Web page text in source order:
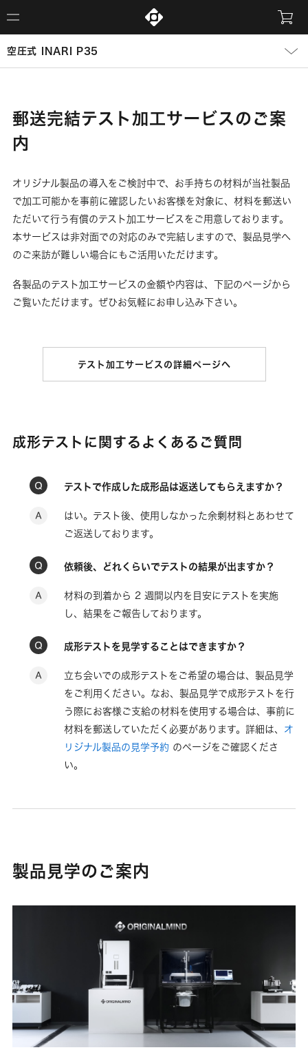
空圧式 INARI P35
郵送完結テスト加工サービスのご案
内
オリジナル製品の導入をご検討中で、お手持ちの材料が当社製品
で加工可能かを事前に確認したいお客様を対象に、材料を郵送い
ただいて行う有償のテスト加工サービスをご用意しております。
本サービスは非対面での対応のみで完結しますので、製品見学へ
のご来訪が難しい場合にもご活用いただけます。
各製品のテスト加工サービスの金額や内容は、下記のページから
ご覧いただけます。ぜひお気軽にお申し込み下さい。
テスト加工サービスの詳細ページへ
成形テストに関するよくあるご質問
テストで作成した成形品は返送してもらえますか？
はい。テスト後、使用しなかった余剰材料とあわせて
ご返送しております。
依頼後、どれくらいでテストの結果が出ますか？
材料の到着から 2 週間以内を目安にテストを実施
し、結果をご報告しております。
成形テストを見学することはできますか？
立ち会いでの成形テストをご希望の場合は、製品見学
をご利用ください。なお、製品見学で成形テストを行
う際にお客様ご支給の材料を使用する場合は、事前に
材料を郵送していただく必要があります。詳細は、 オ
リジナル製品の見学予約 のページをご確認くださ
い。
製品見学のご案内